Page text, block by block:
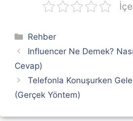
Kategoriler
Rehber
Influencer Ne Demek?
Cevap)
Telefonla Konuşurken
(Gerçek Yöntem)